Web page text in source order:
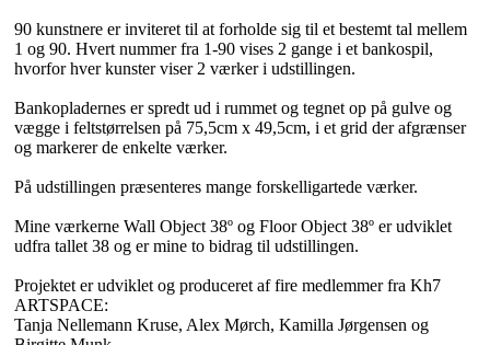
90 kunstnere er inviteret til at forholde sig til et bestemt tal mellem
1 og 90. Hvert nummer fra 1-90 vises 2 gange i et bankospil,
hvorfor hver kunster viser 2 værker i udstillingen.
Bankopladernes er spredt ud i rummet og tegnet op på gulve og
vægge i feltstørrelsen på 75,5cm x 49,5cm, i et grid der afgrænser
og markerer de enkelte værker.
På udstillingen præsenteres mange forskelligartede værker.
Mine værkerne Wall Object 38º og Floor Object 38º er udviklet
udfra tallet 38 og er mine to bidrag til udstillingen.
Projektet er udviklet og produceret af fire medlemmer fra Kh7
ARTSPACE:
Tanja Nellemann Kruse, Alex Mørch, Kamilla Jørgensen og